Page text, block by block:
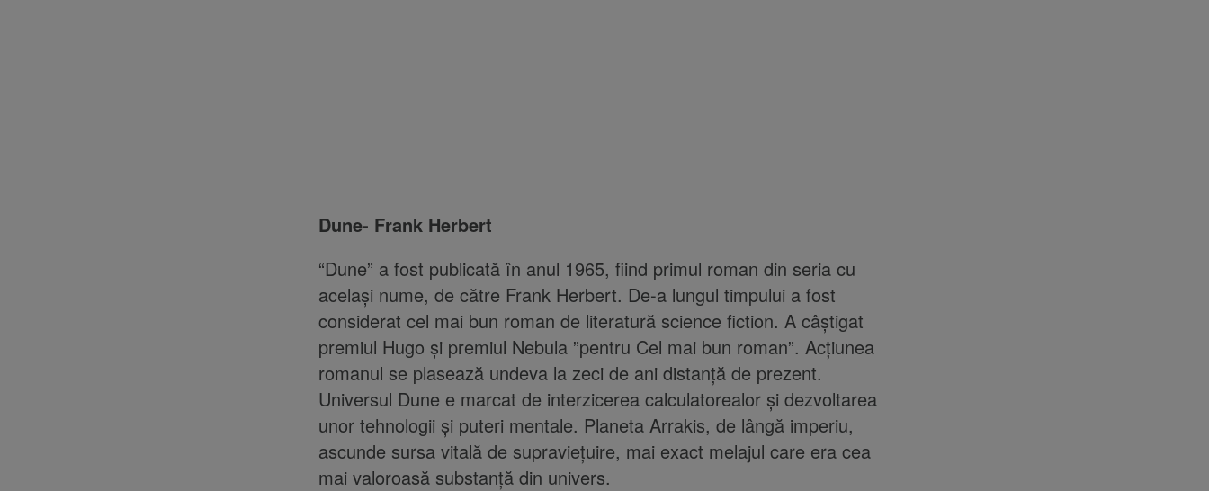
Dune- Frank Herbert
“Dune” a fost publicată în anul 1965, fiind primul roman din seria cu
același nume, de către Frank Herbert. De-a lungul timpului a fost
considerat cel mai bun roman de literatură science fiction. A câștigat
premiul Hugo și premiul Nebula ”pentru Cel mai bun roman”. Acțiunea
romanul se plasează undeva la zeci de ani distanță de prezent.
Universul Dune e marcat de interzicerea calculatorealor și dezvoltarea
unor tehnologii și puteri mentale. Planeta Arrakis, de lângă imperiu,
ascunde sursa vitală de supraviețuire, mai exact melajul care era cea
mai valoroasă substanță din univers.